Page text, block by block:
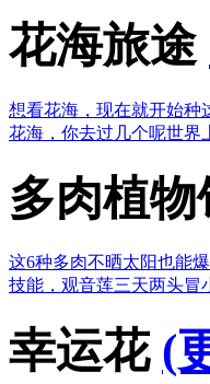
花海旅途
想看花海，现在就开始种
花海，你去过几个呢世界
多肉植物
这6种多肉不晒太阳也能爆
技能，观音莲三天两头冒
幸运花 (